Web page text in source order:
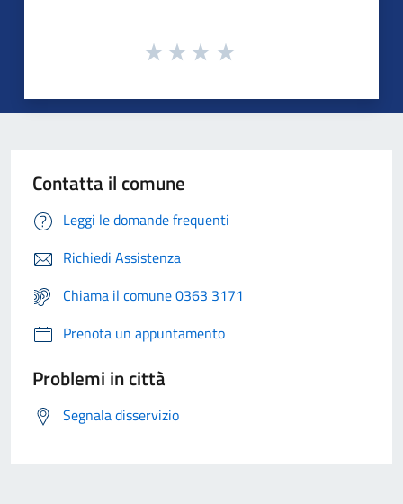
Contatta il comune
Leggi le domande frequenti
Richiedi Assistenza
Chiama il comune 0363 3171
Prenota un appuntamento
Problemi in città
Segnala disservizio